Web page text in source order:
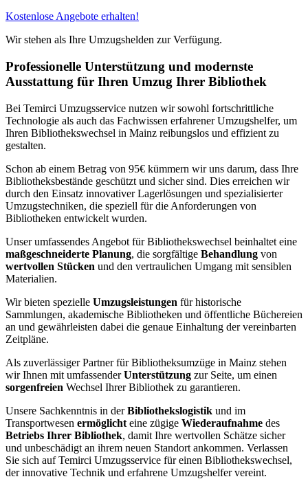
Kostenlose Angebote erhalten!
Wir stehen als Ihre Umzugshelden zur Verfügung.
Professionelle Unterstützung und modernste
Ausstattung für Ihren Umzug Ihrer Bibliothek
Bei Temirci Umzugsservice nutzen wir sowohl fortschrittliche
Technologie als auch das Fachwissen erfahrener Umzugshelfer, um
Ihren Bibliothekswechsel in Mainz reibungslos und effizient zu
gestalten.
Schon ab einem Betrag von 95€ kümmern wir uns darum, dass Ihre
Bibliotheksbestände geschützt und sicher sind. Dies erreichen wir
durch den Einsatz innovativer Lagerlösungen und spezialisierter
Umzugstechniken, die speziell für die Anforderungen von
Bibliotheken entwickelt wurden.
Unser umfassendes Angebot für Bibliothekswechsel beinhaltet eine
maßgeschneiderte Planung, die sorgfältige Behandlung von
wertvollen Stücken und den vertraulichen Umgang mit sensiblen
Materialien.
Wir bieten spezielle Umzugsleistungen für historische
Sammlungen, akademische Bibliotheken und öffentliche Büchereien
an und gewährleisten dabei die genaue Einhaltung der vereinbarten
Zeitpläne.
Als zuverlässiger Partner für Bibliotheksumzüge in Mainz stehen
wir Ihnen mit umfassenderUnterstützung zur Seite, um einen
sorgenfreien Wechsel Ihrer Bibliothek zu garantieren.
Unsere Sachkenntnis in derBibliothekslogistik und im
Transportwesen ermöglicht eine zügige Wiederaufnahme des
Betriebs Ihrer Bibliothek, damit Ihre wertvollen Schätze sicher
und unbeschädigt an ihrem neuen Standort ankommen. Verlassen
Sie sich auf Temirci Umzugsservice für einen Bibliothekswechsel,
der innovative Technik und erfahrene Umzugshelfer vereint.